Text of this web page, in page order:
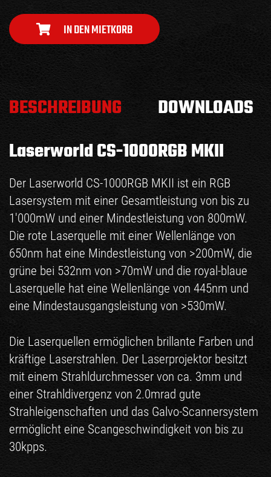
IN DEN MIETKORB
BESCHREIBUNG
DOWNLOADS
Laserworld CS-1000RGB MKII
Der Laserworld CS-1000RGB MKII ist ein RGB
Lasersystem mit einer Gesamtleistung von bis zu
1'000mW und einer Mindestleistung von 800mW.
Die rote Laserquelle mit einer Wellenlänge von
650nm hat eine Mindestleistung von >200mW, die
grüne bei 532nm von >70mW und die royal-blaue
Laserquelle hat eine Wellenlänge von 445nm und
eine Mindestausgangsleistung von >530mW.
Die Laserquellen ermöglichen brillante Farben und
kräftige Laserstrahlen. Der Laserprojektor besitzt
mit einem Strahldurchmesser von ca. 3mm und
einer Strahldivergenz von 2.0mrad gute
Strahleigenschaften und das Galvo-Scannersystem
ermöglicht eine Scangeschwindigkeit von bis zu
30kpps.